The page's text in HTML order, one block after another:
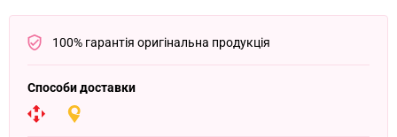
100% гарантія оригінальна продукція
Способи доставки